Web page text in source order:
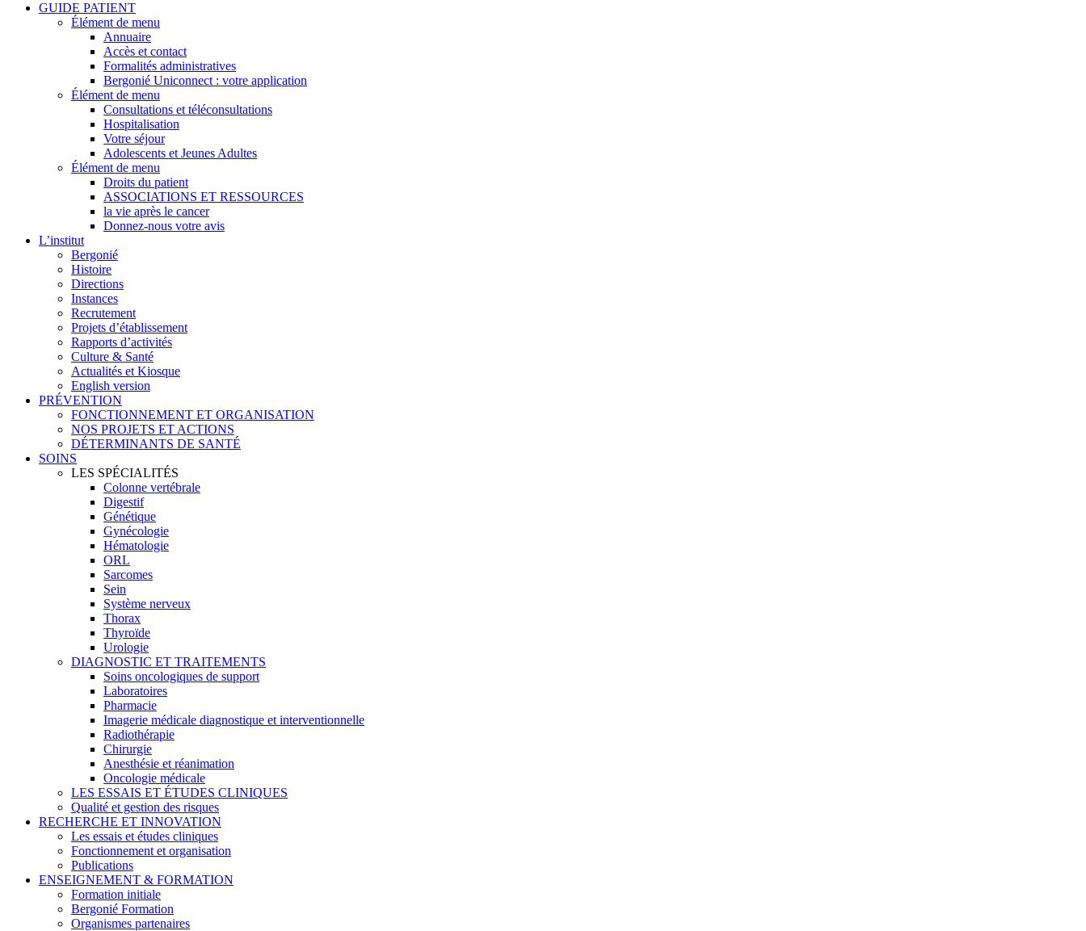
GUIDE PATIENT
Élément de menu
Annuaire
Accès et contact
Formalités administratives
Bergonié Uniconnect : votre application
Élément de menu
Consultations et téléconsultations
Hospitalisation
Votre séjour
Adolescents et Jeunes Adultes
Élément de menu
Droits du patient
ASSOCIATIONS ET RESSOURCES
la vie après le cancer
Donnez-nous votre avis
L’institut
Bergonié
Histoire
Directions
Instances
Recrutement
Projets d’établissement
Rapports d’activités
Culture & Santé
Actualités et Kiosque
English version
PRÉVENTION
FONCTIONNEMENT ET ORGANISATION
NOS PROJETS ET ACTIONS
DÉTERMINANTS DE SANTÉ
SOINS
LES SPÉCIALITÉS
Colonne vertébrale
Digestif
Génétique
Gynécologie
Hématologie
ORL
Sarcomes
Sein
Système nerveux
Thorax
Thyroïde
Urologie
DIAGNOSTIC ET TRAITEMENTS
Soins oncologiques de support
Laboratoires
Pharmacie
Imagerie médicale diagnostique et interventionnelle
Radiothérapie
Chirurgie
Anesthésie et réanimation
Oncologie médicale
LES ESSAIS ET ÉTUDES CLINIQUES
Qualité et gestion des risques
RECHERCHE ET INNOVATION
Les essais et études cliniques
Fonctionnement et organisation
Publications
ENSEIGNEMENT & FORMATION
Formation initiale
Bergonié Formation
Organismes partenaires